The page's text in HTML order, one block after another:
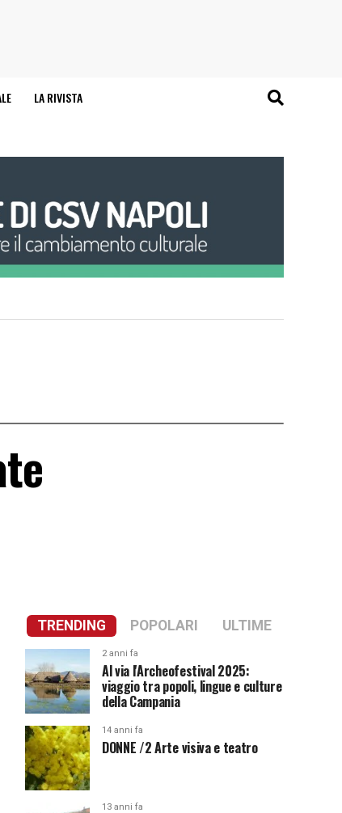
LA RIVISTA
TRENDING POPOLARI ULTIME
2 anni fa
Al via l'Archeofestival 2025:
viaggio tra popoli, lingue e culture
della Campania
14 anni fa
DONNE /2 Arte visiva e teatro
13 anni fa